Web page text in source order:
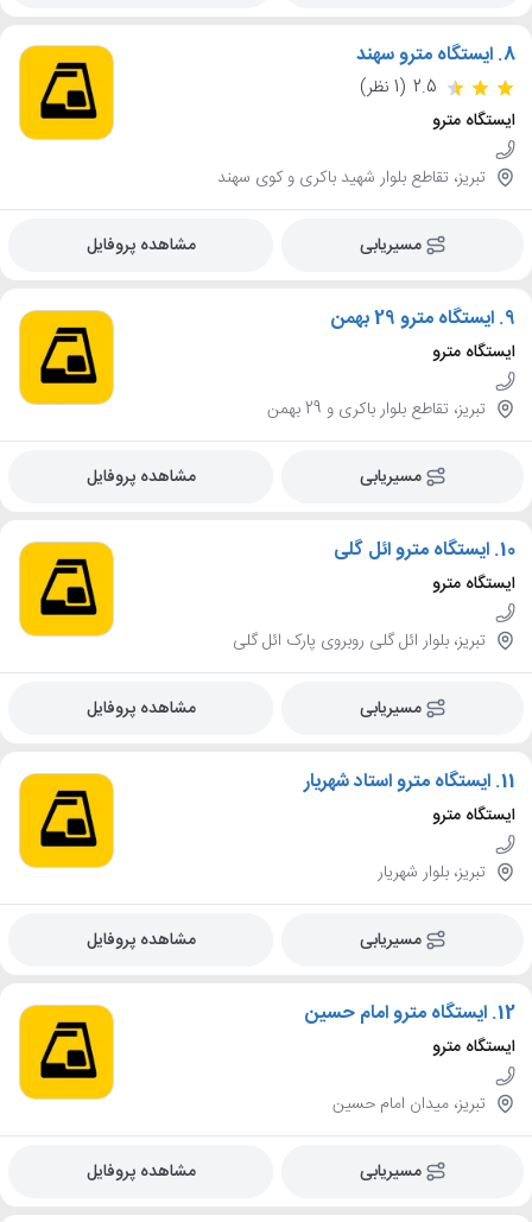
8. ایستگاه مترو سهند
2.5 (1 نظر)
ایستگاه مترو
تبریز، تقاطع بلوار شهید باکری و کوی سهند
مسیریابی مشاهده پروفایل
9. ایستگاه مترو 29 بهمن
ایستگاه مترو
تبریز، تقاطع بلوار باکری و 29 بهمن
مسیریابی مشاهده پروفایل
10. ایستگاه مترو ائل گلی
ایستگاه مترو
تبریز، بلوار ائل گلی روبروی پارک ائل گلی
مسیریابی مشاهده پروفایل
11. ایستگاه مترو استاد شهریار
ایستگاه مترو
تبریز، بلوار شهریار
مسیریابی مشاهده پروفایل
12. ایستگاه مترو امام حسین
ایستگاه مترو
تبریز، میدان امام حسین
مسیریابی مشاهده پروفایل